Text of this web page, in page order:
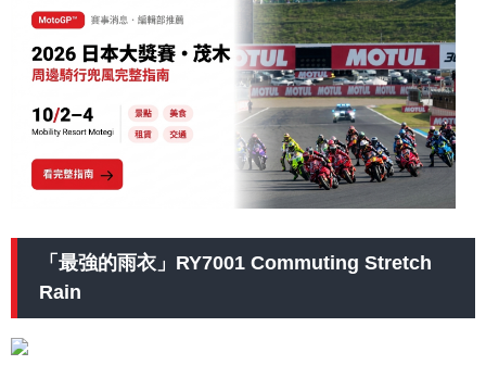
「最強的雨衣」RY7001 Commuting Stretch
Rain